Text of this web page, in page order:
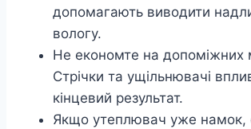
допомагають виводити
вологу.
Не економте на допоміжних
Стрічки та ущільнювачі
кінцевий результат.
Якщо утеплювач уже намок,